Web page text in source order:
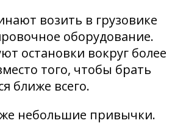
возить в грузовике
оборудование.
остановки вокруг более
того, чтобы брать
ближе всего.
небольшие привычки.